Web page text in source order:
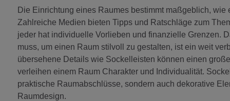
Die Einrichtung eines Raumes bestimmt maßgeblich, wie
Zahlreiche Medien bieten Tipps und Ratschläge zum
jeder hat individuelle Vorlieben und finanzielle Grenzen.
muss, um einen Raum stilvoll zu gestalten, ist ein weit
übersehene Details wie Sockelleisten können einen
verleihen einem Raum Charakter und Individualität.
praktische Raumabschlüsse, sondern auch dekorative
Raumdesign.